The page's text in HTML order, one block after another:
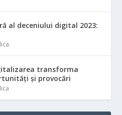
al deceniului digital 2023:
transforma
și provocări